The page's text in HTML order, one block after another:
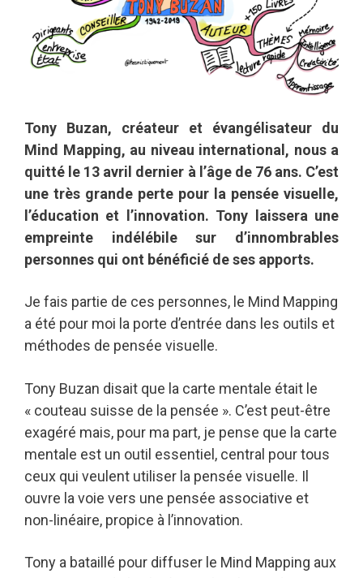
Tony Buzan, créateur et évangélisateur du
Mind Mapping, au niveau international, nous a
quitté le 13 avril dernier à l’âge de 76 ans. C’est
une très grande perte pour la pensée visuelle,
l’éducation et l’innovation. Tony laissera une
empreinte indélébile sur d’innombrables
personnes qui ont bénéficié de ses apports.
Je fais partie de ces personnes, le Mind Mapping
a été pour moi la porte d’entrée dans les outils et
méthodes de pensée visuelle.
Tony Buzan disait que la carte mentale était le
« couteau suisse de la pensée ». C’est peut-être
exagéré mais, pour ma part, je pense que la carte
mentale est un outil essentiel, central pour tous
ceux qui veulent utiliser la pensée visuelle. Il
ouvre la voie vers une pensée associative et
non-linéaire, propice à l’innovation.
Tony a bataillé pour diffuser le Mind Mapping aux